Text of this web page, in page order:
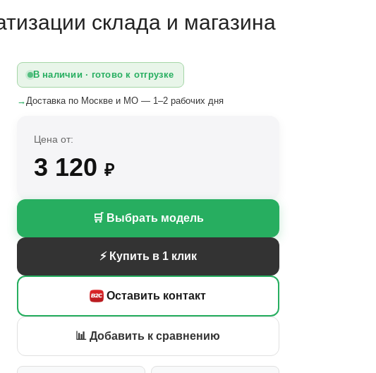
склада и магазина
В наличии · готово к отгрузке
→ Доставка по Москве и МО — 1–2 рабочих дня
Цена от:
3 120 ₽
🛒 Выбрать модель
⚡ Купить в 1 клик
Оставить контакт
📊 Добавить к сравнению